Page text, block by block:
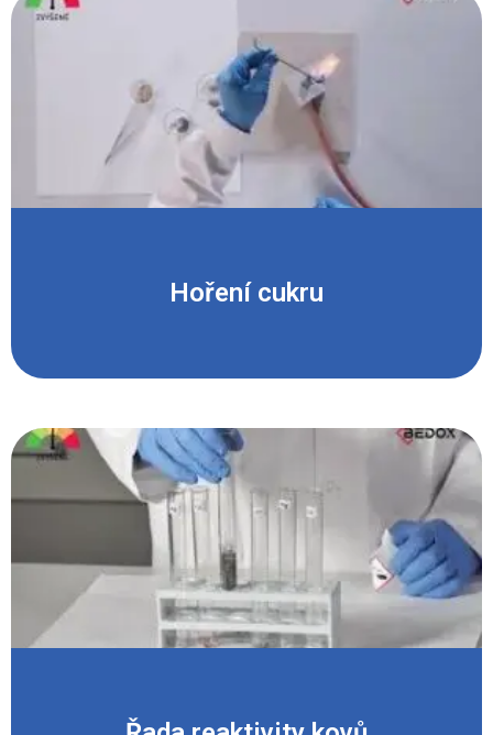
Hoření cukru